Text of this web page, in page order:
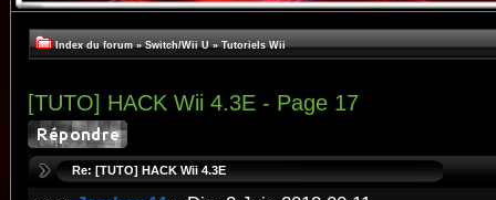
Index du forum » Switch/Wii U » Tutoriels Wii
[TUTO] HACK Wii 4.3E - Page 17
Re: [TUTO] HACK Wii 4.3E